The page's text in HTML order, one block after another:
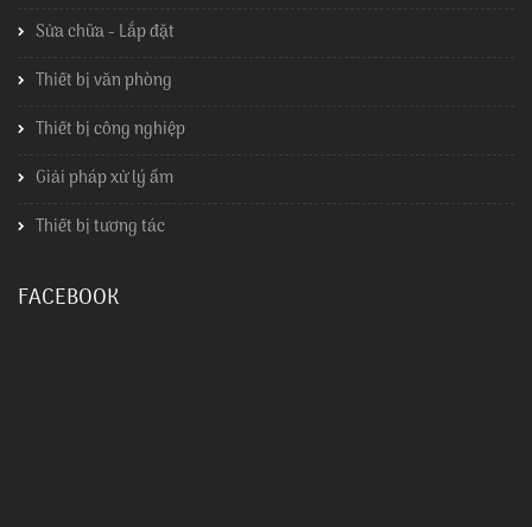
Sửa chữa - Lắp đặt
Thiết bị văn phòng
Thiết bị công nghiệp
Giải pháp xử lý ẩm
Thiết bị tương tác
FACEBOOK